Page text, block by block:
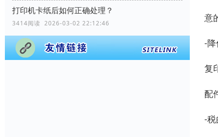
打印机卡纸后如何正确处理？
3414阅读 2026-03-02 22:12:46 意
-
复
配
-